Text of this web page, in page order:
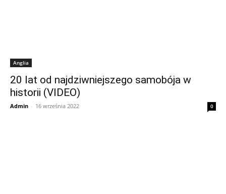
Anglia
20 lat od najdziwniejszego samobója w
historii (VIDEO)
Admin - 16 września 2022 0